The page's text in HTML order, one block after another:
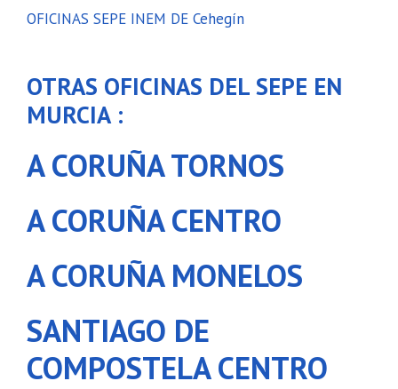
OFICINAS SEPE INEM DE Cehegín
OTRAS OFICINAS DEL SEPE EN
MURCIA :
A CORUÑA TORNOS
A CORUÑA CENTRO
A CORUÑA MONELOS
SANTIAGO DE
COMPOSTELA CENTRO